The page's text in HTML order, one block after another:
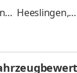
Heeslingen,